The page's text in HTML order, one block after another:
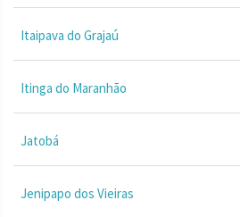
Itaipava do Grajaú
Itinga do Maranhão
Jatobá
Jenipapo dos Vieiras